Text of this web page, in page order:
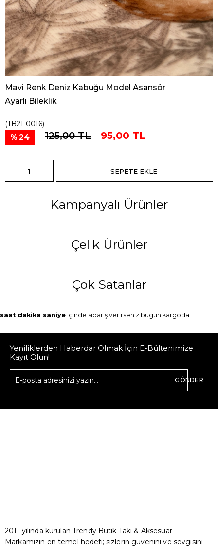
Mavi Renk Deniz Kabuğu Model Asansör
Ayarlı Bileklik
(TB21-0016)
24 125,00 TL 95,00 TL
Kampanyalı Ürünler
Çelik Ürünler
Çok Satanlar
saat dakika saniye içinde sipariş verirseniz bugün kargoda!
Yeniliklerden Haberdar Olmak İçin E-Bültenimize
Kayıt Olun!
GÖNDER
2011 yılında kurulan Trendy Butik Takı & Aksesuar
Markamızın en temel hedefi; sizlerin güvenini ve sevgisini